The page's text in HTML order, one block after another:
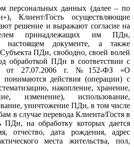
персональных данных (далее – по
Клиент/Гость осуществляющие
решение и выражают согласие на
принадлежащих им ПДн,
документе, а также
ПДн, свободно, своей волей
обработкой ПДн в соответствии с
от 27.07.2006 г. №152-ФЗ «О
понимаются действия (операции) с
накопление, хранение,
изменение), использование,
уничтожение ПДн, в том числе
в случае перевода Клиента/Гостя в
ПДн, на обработку которых дается
отчество, дата рождения, адрес
места жительства, пол,